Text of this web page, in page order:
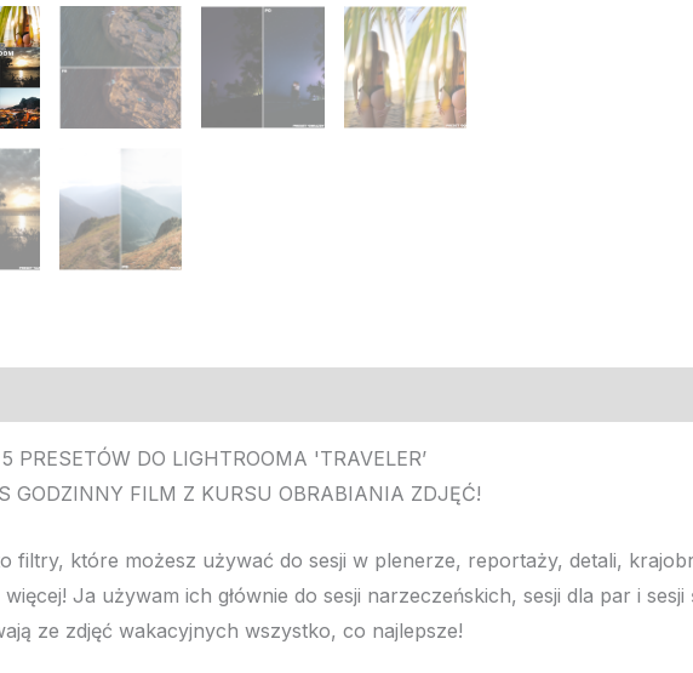
PRESETÓW DO LIGHTROOMA 'TRAVELER’
GODZINNY FILM Z KURSU OBRABIANIA ZDJĘĆ!
filtry, które możesz używać do sesji w plenerze, reportaży, detali,
Ja używam ich głównie do sesji narzeczeńskich, sesji dla par i
ze zdjęć wakacyjnych wszystko, co najlepsze!